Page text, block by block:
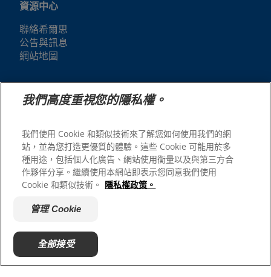
資源中心
聯絡希爾思
公告與訊息
網站地圖
© 2025 Hill's Pet Nutrition, Inc.
版權所有。
我們高度重視您的隱私權。
我們使用 Cookie 和類似技術來了解您如何使用我們的網
站，並為您打造更優質的體驗。這些 Cookie 可能用於多
種用途，包括個人化廣告、網站使用衡量以及與第三方合
作夥伴分享。繼續使用本網站即表示您同意我們使用
Cookie 和類似技術。 隱私權政策。
管理 Cookie
全部接受